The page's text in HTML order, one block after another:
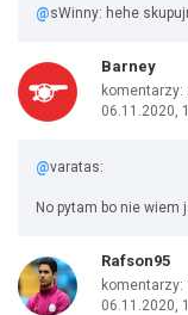
@sWinny: hehe
Barney
komentarzy:
06.11.2020,
@varatas:
No pytam bo nie wiem
Rafson95
komentarzy:
06.11.2020,